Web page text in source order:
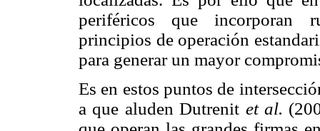
periféricos que incorporan
principios de operación
para generar un mayor
Es en estos puntos de
a que aluden Dutrenit et al.